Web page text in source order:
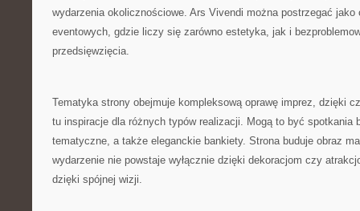
wydarzenia okolicznościowe. Ars Vivendi można postrzegać jako
eventowych, gdzie liczy się zarówno estetyka, jak i
przedsięwzięcia.
Tematyka strony obejmuje kompleksową oprawę imprez, dzięki
tu inspiracje dla różnych typów realizacji. Mogą to być spotkania
tematyczne, a także eleganckie bankiety. Strona buduje obraz
wydarzenie nie powstaje wyłącznie dzięki dekoracjom czy
dzięki spójnej wizji.